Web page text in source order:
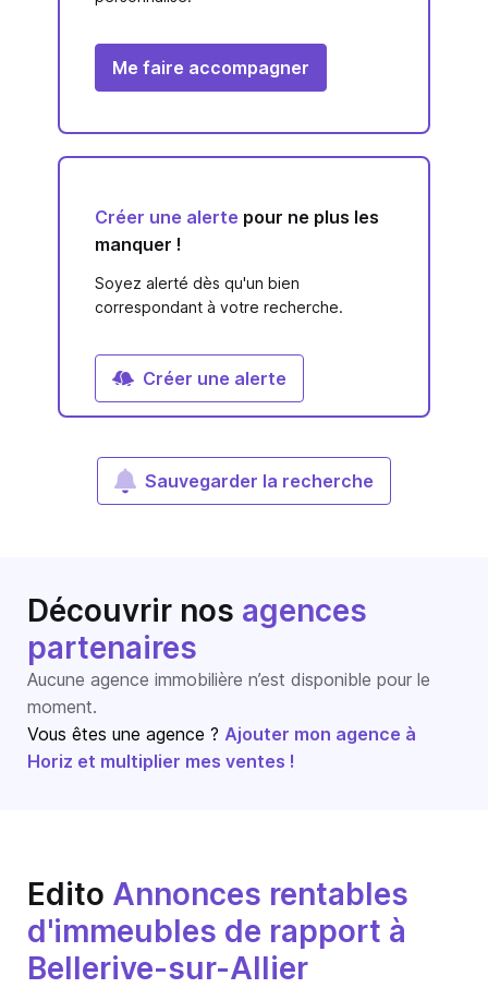
Me faire accompagner
Créer une alerte pour ne plus les
manquer !
Soyez alerté dès qu'un bien
correspondant à votre recherche.
Créer une alerte
Sauvegarder la recherche
Découvrir nos agences
partenaires
Aucune agence immobilière n’est disponible pour le
moment.
Vous êtes une agence ? Ajouter mon agence à
Horiz et multiplier mes ventes !
Edito Annonces rentables
d'immeubles de rapport à
Bellerive-sur-Allier